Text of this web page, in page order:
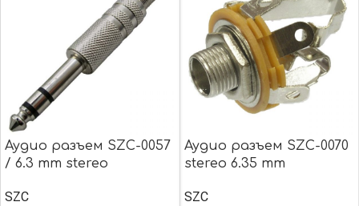
Аудио разъем SZC-0057
/ 6.3 mm stereo
SZC
Аудио разъем SZC-0070
stereo 6.35 mm
SZC